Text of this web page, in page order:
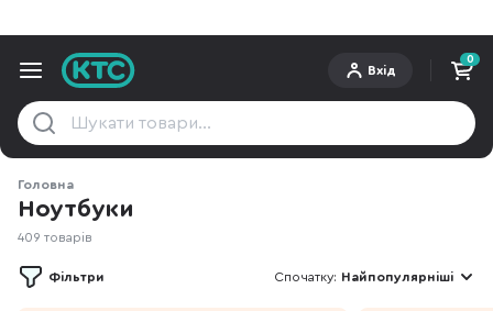
Вхід
0
Головна
Ноутбуки
409 товарів
Фільтри Спочатку: Найпопулярніші